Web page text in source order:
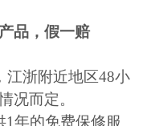
品，假一赔
江浙附近地区48小
况而定。
1年的免费保修服